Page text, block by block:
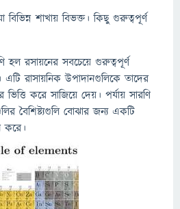
বিভিন্ন শাখায় বিভক্ত। কিছু গুরুত্বপূর্ণ
হল রসায়নের সবচেয়ে গুরুত্বপূর্ণ
এটি রাসায়নিক উপাদানগুলিকে তাদের
করে সাজিয়ে দেয়। পর্যায় সারণি
বৈশিষ্ট্যগুলি বোঝার জন্য একটি
করে।